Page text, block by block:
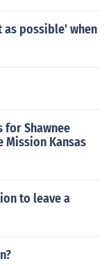
possible' when
for Shawnee
Mission Kansas
to leave a